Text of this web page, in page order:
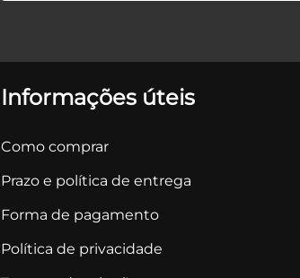
Informações úteis
Como comprar
Prazo e política de entrega
Forma de pagamento
Política de privacidade